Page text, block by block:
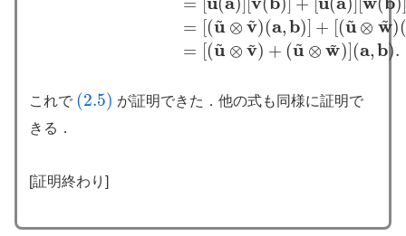
= [(u
~ ⊗ v
~)(a,b)] + [(u
~ ⊗ w
~)(
= [(u
~ ⊗ v
~) + (u
~ ⊗ w
~)](a,b).
)][( ~+w~) b)]=[u~ (a) v~(b)+ w~( b)]=
これで (2.5)
(2.5)
が証明できた．他の式も同様に証明で
きる．
[証明終わり]